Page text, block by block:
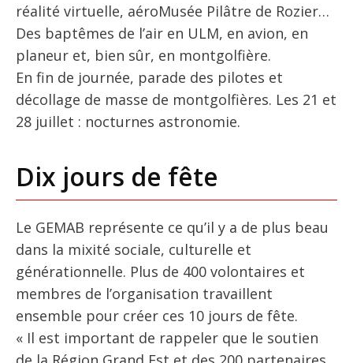
réalité virtuelle, aéroMusée Pilâtre de Rozier…
Des baptêmes de l’air en ULM, en avion, en
planeur et, bien sûr, en montgolfière.
En fin de journée, parade des pilotes et
décollage de masse de montgolfières. Les 21 et
28 juillet : nocturnes astronomie.
Dix jours de fête
Le GEMAB représente ce qu’il y a de plus beau
dans la mixité sociale, culturelle et
générationnelle. Plus de 400 volontaires et
membres de l’organisation travaillent
ensemble pour créer ces 10 jours de fête.
« Il est important de rappeler que le soutien